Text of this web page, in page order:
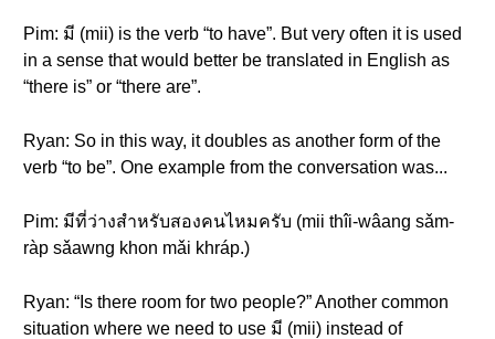
Pim: มี (mii) is the verb “to have”. But very often it is used
in a sense that would better be translated in English as
“there is” or “there are”.
Ryan: So in this way, it doubles as another form of the
verb “to be”. One example from the conversation was...
Pim: มีที่ว่างสำหรับสองคนไหมครับ (mii thîi-wâang sǎm-
ràp sǎawng khon mǎi khráp.)
Ryan: “Is there room for two people?” Another common
situation where we need to use มี (mii) instead of